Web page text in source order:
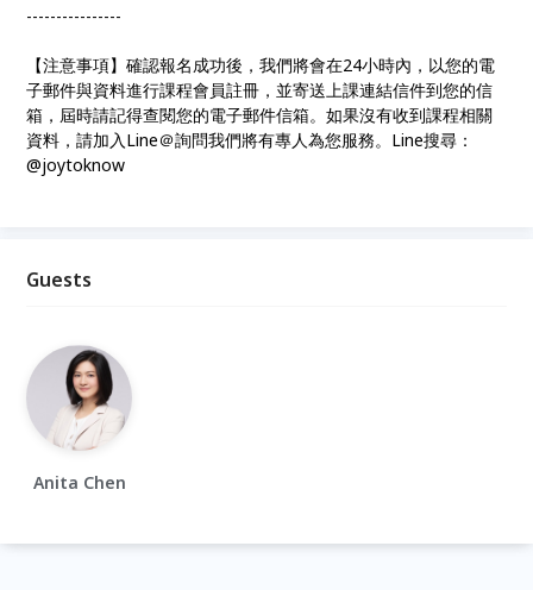
----------------
【注意事項】確認報名成功後，我們將會在24小時內，以您的電
子郵件與資料進行課程會員註冊，並寄送上課連結信件到您的信
箱，屆時請記得查閱您的電子郵件信箱。如果沒有收到課程相關
資料，請加入Line＠詢問我們將有專人為您服務。Line搜尋：
@joytoknow
Guests
Anita Chen